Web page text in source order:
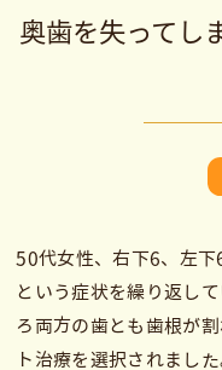
奥歯を失ってし
50代女性、右下6、左下
という症状を繰り返し
ろ両方の歯とも歯根が
ト治療を選択されました